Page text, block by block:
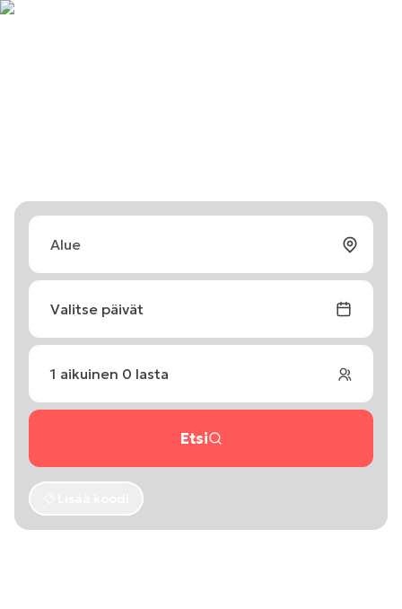
Valitse päivät
1 aikuinen 0 lasta
Etsi